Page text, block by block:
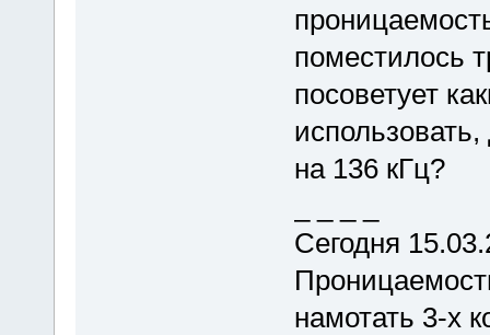
поместилось
посоветует
на 136 кГц?
Сегодня
намотать 3-х